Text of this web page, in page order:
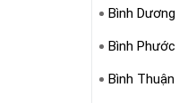
Bình Dương
Bình Phước
Bình Thuận